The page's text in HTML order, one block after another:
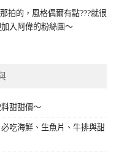
拍的，風格偶爾有點???就很
入阿偉的粉絲團～
甜甜價～
吃海鮮、生魚片、牛排與甜